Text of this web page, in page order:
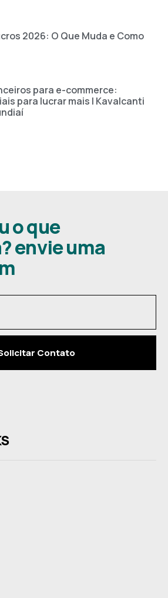
2026: O Que Muda e Como
para e-commerce:
para lucrar mais | Kavalcanti
o que
envie uma
Contato